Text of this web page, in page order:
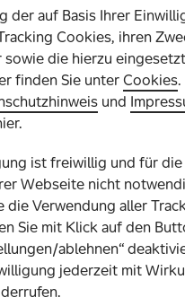
inklusiven Wohn- und
sie mit der Berliner
Partner als Pächter
Planungsphase
offiziell mit einer
Knapp ein Jahr später, am
Ein weiteres Jahr
Seit
mit und ohne
mit Leben.
der Nachhaltigkeit
Aktion Mensch damit
in zentraler Lage. Das
der auf Basis Ihrer
Cookies, ihren
sowie die hierzu
finden Sie unterCookies.
und
ist freiwillig und für die
Webseite nicht
die Verwendung aller
Sie mit Klick auf den
ablehnen“
jederzeit mit